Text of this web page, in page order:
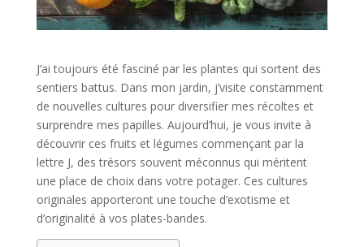
J’ai toujours été fasciné par les plantes qui sortent des
sentiers battus. Dans mon jardin, j’visite constamment
de nouvelles cultures pour diversifier mes récoltes et
surprendre mes papilles. Aujourd’hui, je vous invite à
découvrir ces fruits et légumes commençant par la
lettre J, des trésors souvent méconnus qui méritent
une place de choix dans votre potager. Ces cultures
originales apporteront une touche d’exotisme et
d’originalité à vos plates-bandes.